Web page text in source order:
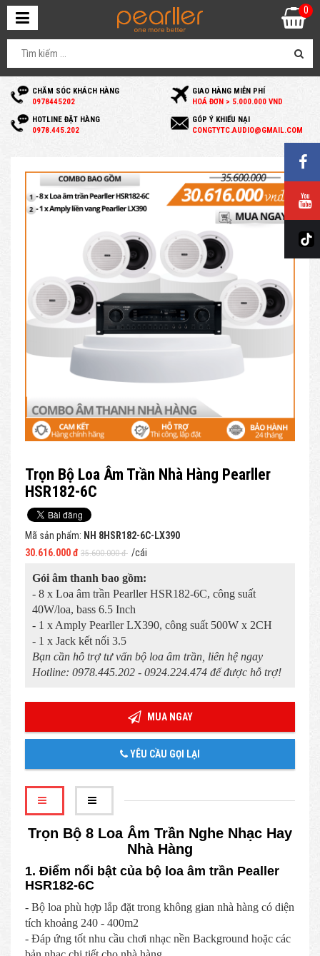
CHĂM SÓC KHÁCH HÀNG
0978445202
GIAO HÀNG MIỄN PHÍ
HOÁ ĐƠN > 5.000.000 VND
HOTLINE ĐẶT HÀNG
0978.445.202
GÓP Ý KHIẾU NẠI
CONGTYTC.AUDIO@GMAIL.COM
0
Trọn Bộ Loa Âm Trần Nhà Hàng Pearller
HSR182-6C
Mã sản phẩm: NH 8HSR182-6C-LX390
30.616.000 đ 35.600.000 đ /cái
Gói âm thanh bao gồm:
- 8 x Loa âm trần Pearller HSR182-6C, công suất
40W/loa, bass 6.5 Inch
- 1 x Amply Pearller LX390, công suất 500W x 2CH
- 1 x Jack kết nối 3.5
Bạn cần hỗ trợ tư vấn bộ loa âm trần, liên hệ ngay
Hotline: 0978.445.202 - 0924.224.474 để được hỗ trợ!
MUA NGAY
YÊU CẦU GỌI LẠI
Trọn Bộ 8 Loa Âm Trần Nghe Nhạc Hay
Nhà Hàng
1. Điểm nổi bật của bộ loa âm trần Pealler
HSR182-6C
- Bộ loa phù hợp lắp đặt trong không gian nhà hàng có diện
tích khoảng 240 - 400m2
- Đáp ứng tốt nhu cầu chơi nhạc nền Background hoặc các